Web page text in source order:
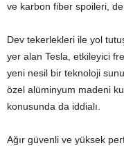
ve karbon fiber spoileri,
Dev tekerlekleri ile yol
yer alan Tesla, etkileyici
yeni nesil bir teknoloji
özel alüminyum madeni
konusunda da iddialı.
Ağır güvenli ve yüksek